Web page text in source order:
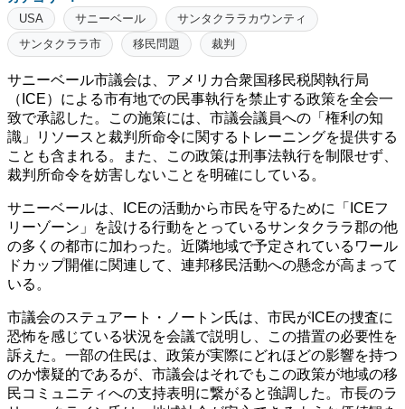
USA サニーベール
サンタクララカウンティ
サンタクララ市
移民問題 裁判
サニーベール市議会は、アメリカ合衆国移民税関執行局
（ICE）による市有地での民事執行を禁止する政策を全会一
致で承認した。この施策には、市議会議員への「権利の知
識」リソースと裁判所命令に関するトレーニングを提供する
ことも含まれる。また、この政策は刑事法執行を制限せず、
裁判所命令を妨害しないことを明確にしている。
サニーベールは、ICEの活動から市民を守るために「ICEフ
リーゾーン」を設ける行動をとっているサンタクララ郡の他
の多くの都市に加わった。近隣地域で予定されているワール
ドカップ開催に関連して、連邦移民活動への懸念が高まって
いる。
市議会のステュアート・ノートン氏は、市民がICEの捜査に
恐怖を感じている状況を会議で説明し、この措置の必要性を
訴えた。一部の住民は、政策が実際にどれほどの影響を持つ
のか懐疑的であるが、市議会はそれでもこの政策が地域の移
民コミュニティへの支持表明に繋がると強調した。市長のラ